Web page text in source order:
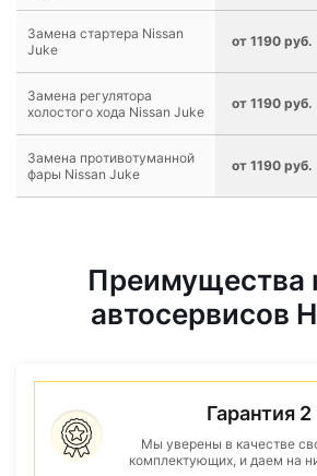
Замена стартера Nissan
Juke
от 1190 руб.
Замена регулятора
холостого хода Nissan Juke
от 1190 руб.
Замена противотуманной
фары Nissan Juke
от 1190 руб.
Преимущества
автосервисов
Гарантия 2
Мы уверены в качестве
комплектующих, и даем на